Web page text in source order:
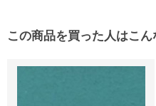
この商品を買った人はこ